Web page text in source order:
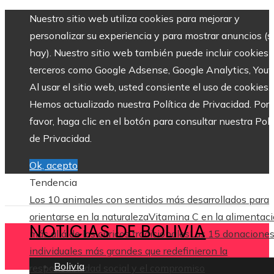
Nuestro sitio web utiliza cookies para mejorar y
personalizar su experiencia y para mostrar anuncios
hay). Nuestro sitio web también puede incluir cookies
terceros como Google Adsense, Google Analytics,
Al usar el sitio web, usted consiente el uso de cookies.
Hemos actualizado nuestra Política de Privacidad. Por
favor, haga clic en el botón para consultar nuestra
de Privacidad.
Ok, acepto
Tendencia
Los 10 animales con sentidos más desarrollados para
orientarse en la naturalezaVitamina C en la
más allá de los cítricos tradicionalesLas 15 donaciones
individuales más grandes que redefinieron la
responsabilidad social y el compromiso
NOTICIAS DE BOLIVIA
Bolivia